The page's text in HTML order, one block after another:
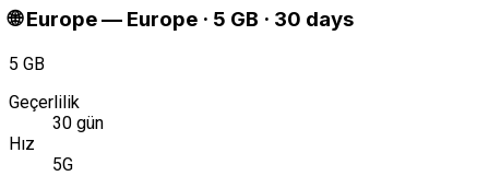
🌐 Europe— Europe · 5 GB · 30 days
5 GB
Geçerlilik
30 gün
Hız
5G